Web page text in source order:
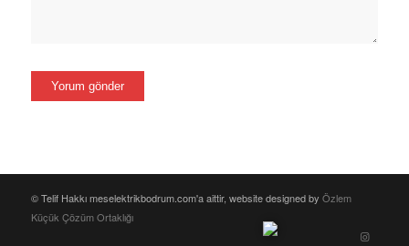
© Telif Hakkı meselektrikbodrum.com'a aittir, website designed by Özlem
Küçük Çözüm Ortaklığı